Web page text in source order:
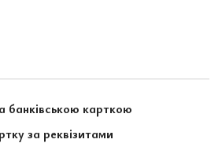
банківською карткою
за реквізитами